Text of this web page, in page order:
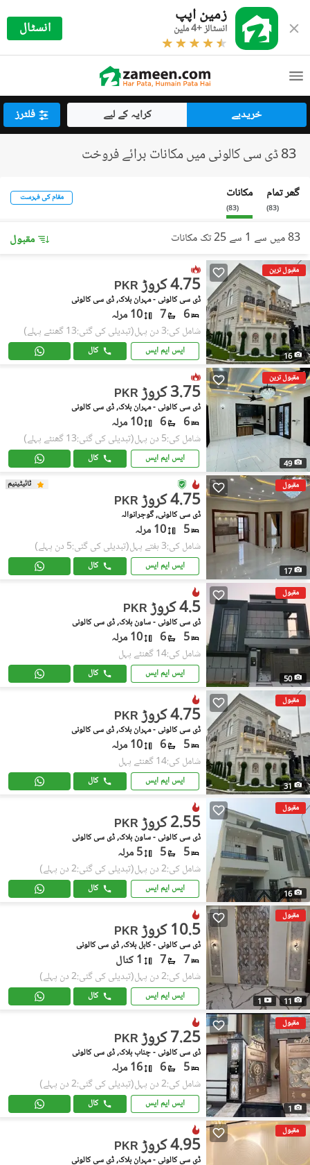
زمین اپپ
انسٹالز +4 ملین انسٹال
خریدیے کرایہ کے لیے فلٹرز
83 ڈی سی کالونی میں مکانات برائے فروخت
گھر تمام
(
83
)
مکانات
(
83
)
مقام کی فہرست
83 میں سے 1 سے 25 تک مکانات مقبول
مقبول ترین
16
PKR 4.75 کروڑ
ڈی سی کالونی - مہران بلاک, ڈی سی کالونی
6
7 10 مرلہ
شامل کی:3 دن پہل (تبدیلی کی گئی:13 گھنٹے پہلے)
ایس ایم ایس کال
مقبول ترین
49
PKR 3.75 کروڑ
ڈی سی کالونی - مہران بلاک, ڈی سی کالونی
6
6 10 مرلہ
شامل کی:5 دن پہل (تبدیلی کی گئی:13 گھنٹے پہلے)
ایس ایم ایس کال
مقبول
17
ٹائیٹینیم
PKR 4.75 کروڑ
ڈی سی کالونی, گوجرانوالہ
5 10 مرلہ
شامل کی:3 ہفتے پہل (تبدیلی کی گئی:5 دن پہلے)
ایس ایم ایس کال
مقبول
50
PKR 4.5 کروڑ
ڈی سی کالونی - ساون بلاک, ڈی سی کالونی
5
6 10 مرلہ
شامل کی:14 گھنٹے پہل
ایس ایم ایس کال
مقبول
31
PKR 4.75 کروڑ
ڈی سی کالونی - مہران بلاک, ڈی سی کالونی
5
6 10 مرلہ
شامل کی:14 گھنٹے پہل
ایس ایم ایس کال
مقبول
16
PKR 2.55 کروڑ
ڈی سی کالونی - ساون بلاک, ڈی سی کالونی
5
5 5 مرلہ
شامل کی:2 دن پہل (تبدیلی کی گئی:2 دن پہلے)
ایس ایم ایس کال
مقبول
11
1
PKR 10.5 کروڑ
ڈی سی کالونی - کابل بلاک, ڈی سی کالونی
7
7 1 کنال
شامل کی:2 دن پہل (تبدیلی کی گئی:2 دن پہلے)
ایس ایم ایس کال
مقبول
1
PKR 7.25 کروڑ
ڈی سی کالونی - چناب بلاک, ڈی سی کالونی
5
6 16 مرلہ
شامل کی:2 دن پہل (تبدیلی کی گئی:2 دن پہلے)
ایس ایم ایس کال
مقبول
PKR 4.95 کروڑ
ڈی سی کالونی - مہران بلاک, ڈی سی کالونی